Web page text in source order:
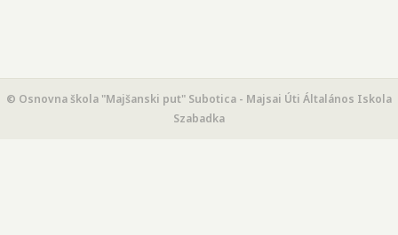
© Osnovna škola "Majšanski put" Subotica - Majsai Úti Általános Iskola
Szabadka